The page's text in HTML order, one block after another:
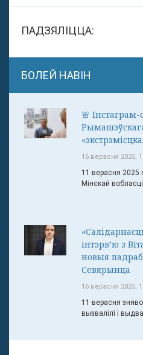
ПАДЗЯЛІЦЦА:
БОЛЕЙ НАВІН
🚨 Інстаграм-
16 верасня 2025,
11 верасня 2025
Мінскай
інтэрв’ю з
новыя
Севярынца
16 верасня 2025,
11 верасня
вызвалілі і